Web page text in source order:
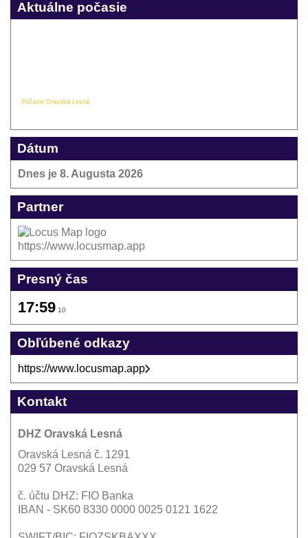
Aktuálne počasie
Počasie Oravská Lesná
Dátum
Dnes je 8. Augusta 2026
Partner
https://www.locusmap.app
Presný čas
17:59 10
Obľúbené odkazy
https://www.locusmap.app
Kontakt
DHZ Oravská Lesná
Oravská Lesná č. 1291
029 57 Oravská Lesná
č. účtu DHZ: FIO Banka
IBAN - SK60 8330 0000 0025 0121 1622